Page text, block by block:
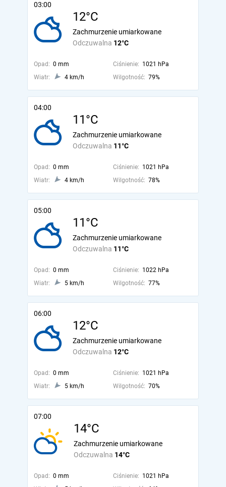
03:00
12°C
Odczuwalna 12°C
Zachmurzenie umiarkowane
Opad: 0 mm Ciśnienie: 1021 hPa
Wiatr:
4 km/h Wilgotność: 79%
04:00
11°C
Odczuwalna 11°C
Zachmurzenie umiarkowane
Opad: 0 mm Ciśnienie: 1021 hPa
Wiatr:
4 km/h Wilgotność: 78%
05:00
11°C
Odczuwalna 11°C
Zachmurzenie umiarkowane
Opad: 0 mm Ciśnienie: 1022 hPa
Wiatr:
5 km/h Wilgotność: 77%
06:00
12°C
Odczuwalna 12°C
Zachmurzenie umiarkowane
Opad: 0 mm Ciśnienie: 1021 hPa
Wiatr:
5 km/h Wilgotność: 70%
07:00
14°C
Odczuwalna 14°C
Zachmurzenie umiarkowane
Opad: 0 mm Ciśnienie: 1021 hPa